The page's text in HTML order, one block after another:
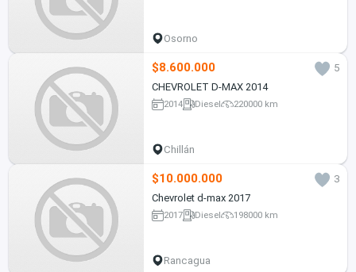
Osorno
$8.600.000
5
CHEVROLET D-MAX 2014
2014 Diesel 220000 km
Chillán
$10.000.000
3
Chevrolet d-max 2017
2017 Diesel 198000 km
Rancagua